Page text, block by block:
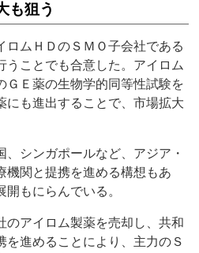
も狙う
ムＨＤのＳＭＯ子会社である
うことでも合意した。アイロム
ＧＥ薬の生物学的同等性試験を
にも進出することで、市場拡大
シンガポールなど、アジア・
機関と提携を進める構想もあ
もにらんでいる。
アイロム製薬を売却し、共和
を進めることにより、主力のＳ